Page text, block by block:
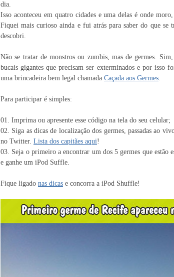
dia.
Isso aconteceu em quatro cidades e uma delas é onde
Fiquei mais curioso ainda e fui atrás para saber do que se
descobri.
Não se tratar de monstros ou zumbis, mas de germes. Sim,
bucais gigantes que precisam ser exterminados e por isso
uma brincadeira bem legal chamada Caçada aos Germes.
Para participar é simples:
01. Imprima ou apresente esse código na tela do seu celular;
02. Siga as dicas de localização dos germes, passadas ao
no Twitter. Lista dos capitães aqui!
03. Seja o primeiro a encontrar um dos 5 germes que estão
e ganhe um iPod Suffle.
Fique ligado nas dicas e concorra a iPod Shuffle!